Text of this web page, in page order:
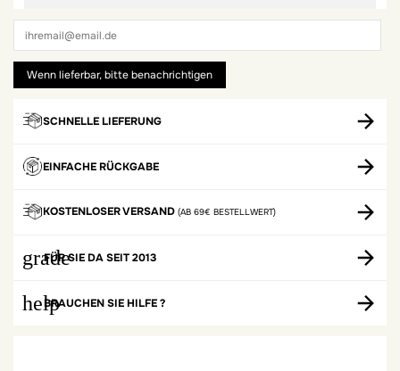
SCHNELLE LIEFERUNG
EINFACHE RÜCKGABE
KOSTENLOSER VERSAND (AB 69€ BESTELLWERT)
grade
FÜR SIE DA SEIT 2013
helpBRAUCHEN SIE HILFE ?